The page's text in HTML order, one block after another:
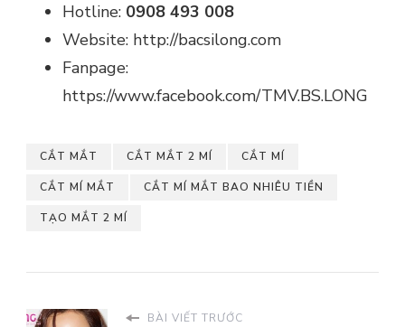
Hotline: 0908 493 008
Website: http://bacsilong.com
Fanpage:
https://www.facebook.com/TMV.BS.LONG
CẮT MẮT CẮT MẮT 2 MÍ CẮT MÍ
CẮT MÍ MẮT CẮT MÍ MẮT BAO NHIÊU TIỀN
TẠO MẮT 2 MÍ
BÀI VIẾT TRƯỚC